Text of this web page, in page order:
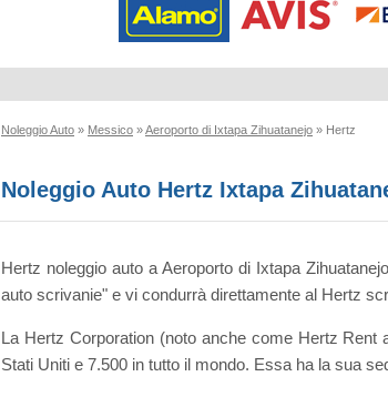
Noleggio Auto » Messico »Aeroporto di Ixtapa Zihuatanejo » Hertz
Noleggio Auto Hertz Ixtapa
Hertz noleggio auto a Aeroporto di Ixtapa
auto scrivanie" e vi condurrà direttamente al Hertz
La Hertz Corporation (noto anche come Hertz
Stati Uniti e 7.500 in tutto il mondo. Essa ha la sua